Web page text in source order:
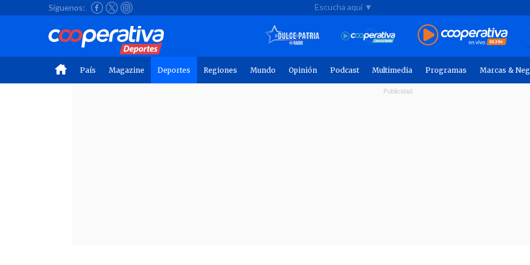
Síguenos: Escucha aquí ▼
País Magazine Deportes Regiones Mundo Opinión Podcast Multimedia Programas Marcas &